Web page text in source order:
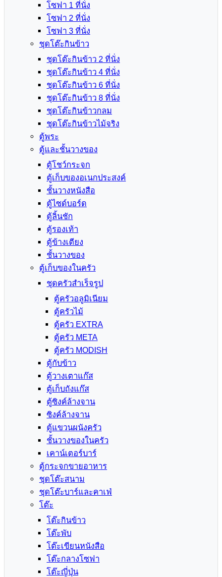
โซฟา 1 ที่นั่ง
โซฟา 2 ที่นั่ง
โซฟา 3 ที่นั่ง
ชุดโต๊ะกินข้าว
ชุดโต๊ะกินข้าว 2 ที่นั่ง
ชุดโต๊ะกินข้าว 4 ที่นั่ง
ชุดโต๊ะกินข้าว 6 ที่นั่ง
ชุดโต๊ะกินข้าว 8 ที่นั่ง
ชุดโต๊ะกินข้าวกลม
ชุดโต๊ะกินข้าวไม้จริง
ตู้พระ
ตู้และชั้นวางของ
ตู้โชว์กระจก
ตู้เก็บของอเนกประสงค์
ชั้นวางหนังสือ
ตู้ไซด์บอร์ด
ตู้ลิ้นชัก
ตู้รองเท้า
ตู้ข้างเตียง
ชั้นวางของ
ตู้เก็บของในครัว
ชุดครัวสำเร็จรูป
ตู้ครัวอลูมิเนียม
ตู้ครัวไม้
ตู้ครัว EXTRA
ตู้ครัว META
ตู้ครัว MODISH
ตู้กับข้าว
ตู้วางเตาแก๊ส
ตู้เก็บถังแก๊ส
ตู้ซิงค์ล้างจาน
ซิงค์ล้างจาน
ตู้แขวนผนังครัว
ชั้นวางของในครัว
เคาน์เตอร์บาร์
ตู้กระจกขายอาหาร
ชุดโต๊ะสนาม
ชุดโต๊ะบาร์และคาเฟ่
โต๊ะ
โต๊ะกินข้าว
โต๊ะพับ
โต๊ะเขียนหนังสือ
โต๊ะกลางโซฟา
โต๊ะญี่ปุ่น